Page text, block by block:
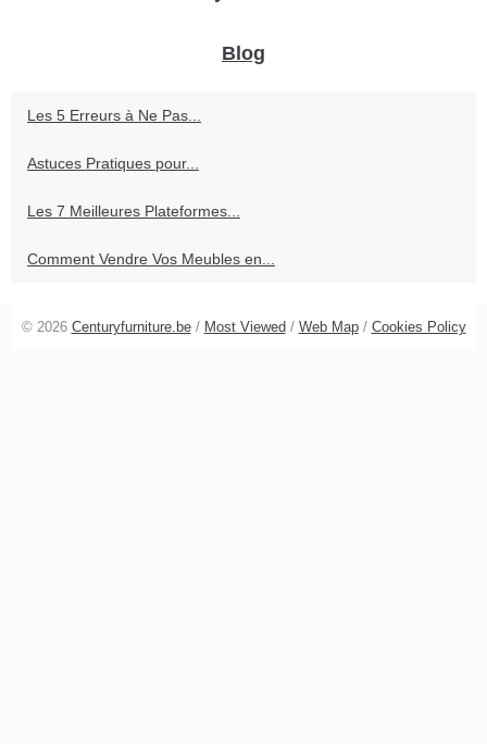
Blog
Les 5 Erreurs à Ne Pas...
Astuces Pratiques pour...
Les 7 Meilleures Plateformes...
Comment Vendre Vos Meubles en...
© 2026 Centuryfurniture.be/ Most Viewed / Web Map/ Cookies Policy